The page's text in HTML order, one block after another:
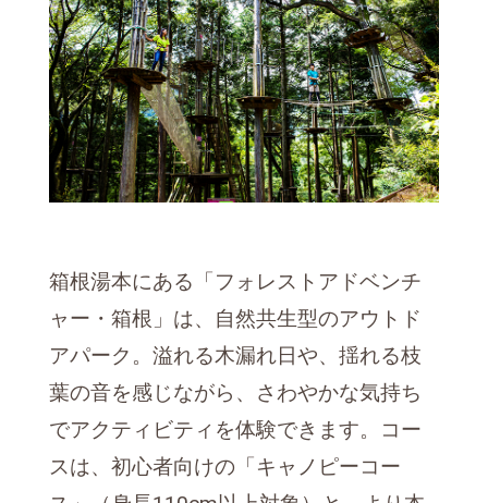
箱根湯本にある「フォレストアドベンチ
ャー・箱根」は、自然共生型のアウトド
アパーク。溢れる木漏れ日や、揺れる枝
葉の音を感じながら、さわやかな気持ち
でアクティビティを体験できます。コー
スは、初心者向けの「キャノピーコー